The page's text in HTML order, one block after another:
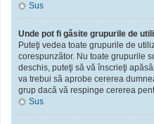
Sus
Unde pot fi găsite grupurile de
Puteţi vedea toate grupurile de
corespunzător. Nu toate grupurile
deschis, puteţi să vă înscrieţi
va trebui să aprobe cererea
grup dacă vă respinge cererea
Sus